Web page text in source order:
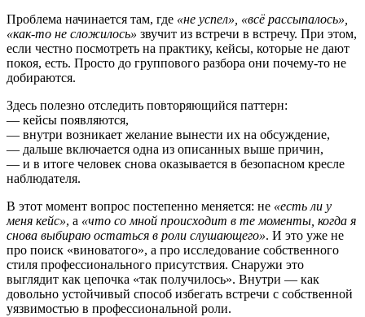
Проблема начинается там, где «не успел», «всё рассыпалось»,
«как-то не сложилось» звучит из встречи в встречу. При этом,
если честно посмотреть на практику, кейсы, которые не дают
покоя, есть. Просто до группового разбора они почему-то не
добираются.
Здесь полезно отследить повторяющийся паттерн:
— кейсы появляются,
— внутри возникает желание вынести их на обсуждение,
— дальше включается одна из описанных выше причин,
— и в итоге человек снова оказывается в безопасном кресле
наблюдателя.
В этот момент вопрос постепенно меняется: не «есть ли у
меня кейс», а «что со мной происходит в те моменты, когда я
снова выбираю остаться в роли слушающего». И это уже не
про поиск «виноватого», а про исследование собственного
стиля профессионального присутствия. Снаружи это
выглядит как цепочка «так получилось». Внутри — как
довольно устойчивый способ избегать встречи с собственной
уязвимостью в профессиональной роли.